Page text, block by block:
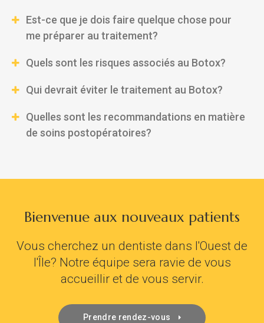
Est-ce que je dois faire quelque chose pour
me préparer au traitement?
Quels sont les risques associés au Botox?
Qui devrait éviter le traitement au Botox?
Quelles sont les recommandations en matière
de soins postopératoires?
Bienvenue aux nouveaux patients
Vous cherchez un dentiste dans l'Ouest de
l'Île? Notre équipe sera ravie de vous
accueillir et de vous servir.
Prendre rendez-vous